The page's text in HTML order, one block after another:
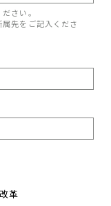
さい。
属先をご記入くださ
革